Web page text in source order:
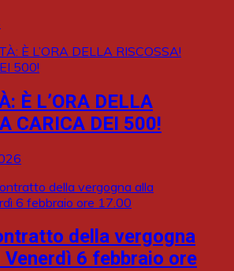
È L’ORA DELLA
CARICA DEI 500!
della vergogna
6 febbraio ore